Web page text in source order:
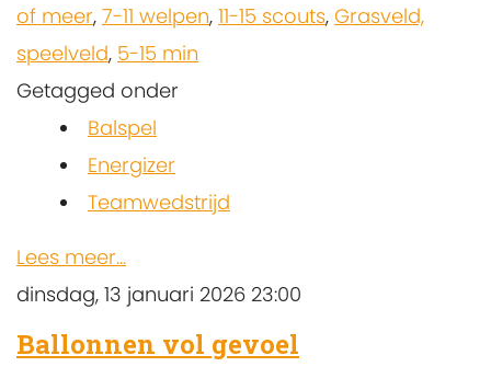
of meer, 7-11 welpen, 11-15 scouts, Grasveld,
speelveld, 5-15 min
Getagged onder
Balspel
Energizer
Teamwedstrijd
Lees meer...
dinsdag, 13 januari 2026 23:00
Ballonnen vol gevoel